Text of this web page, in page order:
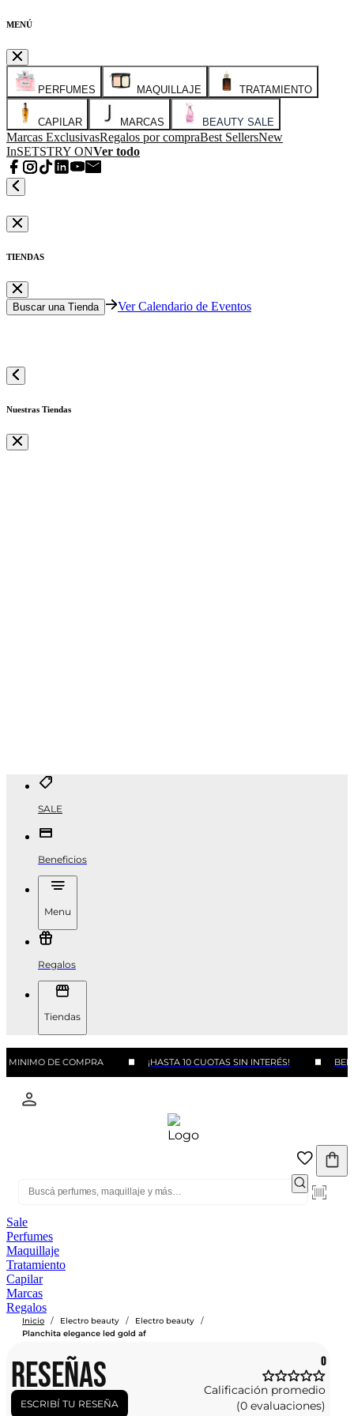
MENÚ
PERFUMES MAQUILLAJE TRATAMIENTO
CAPILAR MARCAS BEAUTY SALE
Marcas ExclusivasRegalos por compraBest SellersNew
InSETSTRY ONVer todo
TIENDAS
Buscar una Tienda Ver Calendario de Eventos
Nuestras Tiendas
SALE
Beneficios
Menu
Regalos
Tiendas
MINIMO DE COMPRA ¡HASTA 10 CUOTAS SIN INTERÉS!
Sale
Perfumes
Maquillaje
Tratamiento
Capilar
Marcas
Regalos
Inicio / Electro beauty / Electro beauty /
Planchita elegance led gold af
RESEÑAS
ESCRIBÍ TU RESEÑA
0
Calificación promedio
(0 evaluaciones)